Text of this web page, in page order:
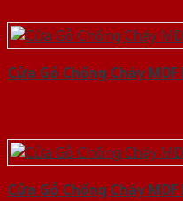
Cửa Gỗ Chống Cháy
Cửa Gỗ Chống Cháy